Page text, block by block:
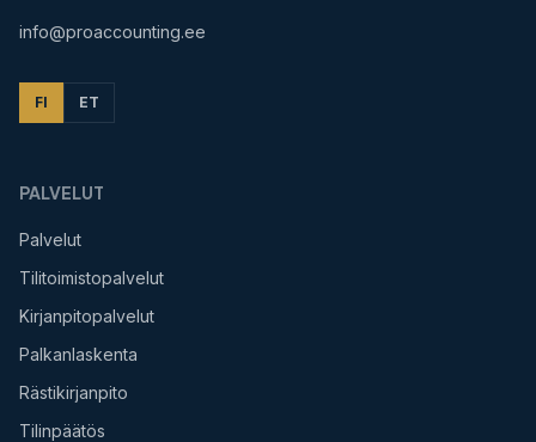
info@proaccounting.ee
FI ET
PALVELUT
Palvelut
Tilitoimistopalvelut
Kirjanpitopalvelut
Palkanlaskenta
Rästikirjanpito
Tilinpäätös